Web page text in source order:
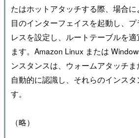
たはホットアタッチする際、場合
目のインターフェイスを起動し、
レスを設定し、ルートテーブルを
ます。Amazon Linux または
ンスタンスは、ウォームアタッチ
自動的に認識し、それらのインス
す。
（略）